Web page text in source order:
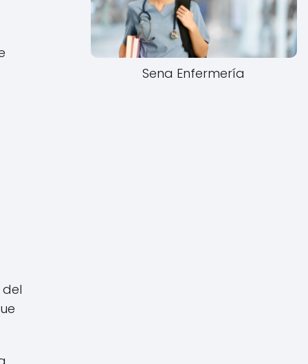
Sena Enfermería